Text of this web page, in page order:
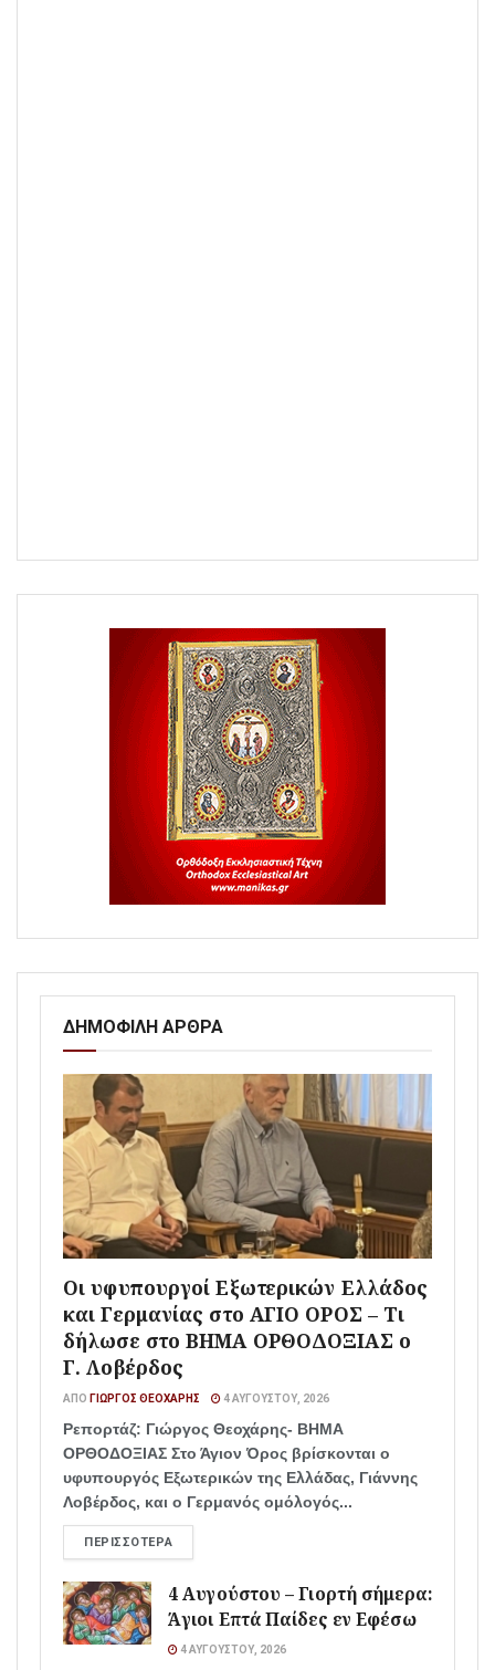
ΔΗΜΟΦΙΛΗ ΑΡΘΡΑ
Οι υφυπουργοί Εξωτερικών Ελλάδος
και Γερμανίας στο ΑΓΙΟ ΟΡΟΣ – Τι
δήλωσε στο ΒΗΜΑ ΟΡΘΟΔΟΞΙΑΣ ο
Γ. Λοβέρδος
ΑΠΌ ΓΙΏΡΓΟΣ ΘΕΟΧΆΡΗΣ 4 ΑΥΓΟΎΣΤΟΥ, 2026
Ρεπορτάζ: Γιώργος Θεοχάρης- ΒΗΜΑ
ΟΡΘΟΔΟΞΙΑΣ Στο Άγιον Όρος βρίσκονται ο
υφυπουργός Εξωτερικών της Ελλάδας, Γιάννης
Λοβέρδος, και ο Γερμανός ομόλογός...
ΠΕΡΙΣΣΌΤΕΡΑ
4 Αυγούστου – Γιορτή σήμερα:
Άγιοι Επτά Παίδες εν Εφέσω
4 ΑΥΓΟΎΣΤΟΥ, 2026